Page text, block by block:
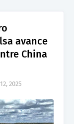
avance
China
2025